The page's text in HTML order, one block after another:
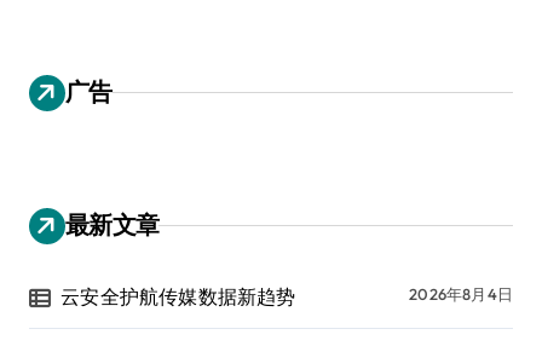
广告
最新文章
云安全护航传媒数据新趋势 2026年8月4日